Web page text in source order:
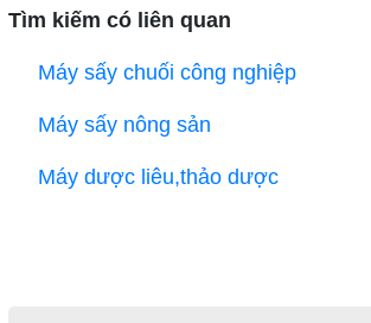
Tìm kiếm có liên quan
Máy sấy chuối công nghiệp
Máy sấy nông sản
Máy dược liêu,thảo dược